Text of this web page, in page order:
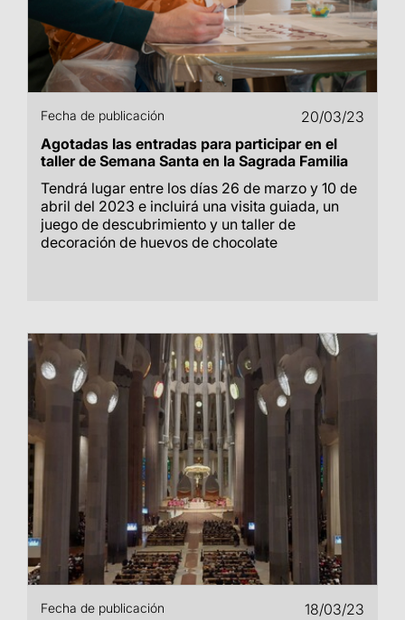
Fecha de publicación
20/03/23
Agotadas las entradas para participar en el
taller de Semana Santa en la Sagrada Familia
Tendrá lugar entre los días 26 de marzo y 10 de
abril del 2023 e incluirá una visita guiada, un
juego de descubrimiento y un taller de
decoración de huevos de chocolate
Fecha de publicación 18/03/23